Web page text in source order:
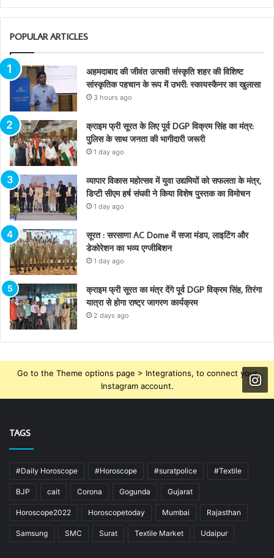
POPULAR ARTICLES
अहमदाबाद की जीवंत उत्सवी संस्कृति शहर की विशिष्ट
सांस्कृतिक पहचान के रूप में उभरी: स्कायस्कैनर का खुलासा
3 hours ago
क्राइम फ्री सूरत के लिए पूर्व DGP विक्रम सिंह का मंत्र:
पुलिस के साथ जनता की भागीदारी जरूरी
1 day ago
व्यापार विकास महोत्सव में युवा उद्यमियों को सफलता के मंत्र,
डिप्टी सीएम हर्ष संघवी ने किया विशेष पुस्तक का विमोचन
1 day ago
सूरत : सरसाणा AC Dome में सजा मंडप, लाइटिंग और
डेकोरेशन का भव्य एग्जीबिशन
1 day ago
क्राइम फ्री सूरत का मंत्र देंगे पूर्व DGP विक्रम सिंह, तिरंगा
यात्रा से होगा राष्ट्र जागरण कार्यक्रम
2 days ago
Go to the Theme options page > Integrations, to connect your
Instagram account.
TAGS
#Daily Horoscope #Horoscope #suratpolice #Textile
BJP cait Corona Gogunda Gujarat
Horoscope2022 Horoscopetoday Mumbai Rajasthan
Samsung SMC Surat Textile Market Udaipur